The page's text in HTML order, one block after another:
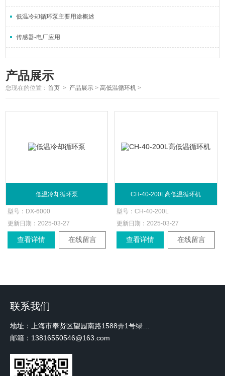
低温冷却循环泵主要用途概述
传感器-电厂应用
产品展示
您现在的位置：首页 > 产品展示 >高低温循环机 >
低温冷却循环泵
型号： DX-6000
更新日期： 2025-03-27
查看详情 在线留言
CH-40-200L高低温循环机
型号：CH-40-200L
更新日期： 2025-03-27
查看详情 在线留言
联系我们
邮箱：13816550546@163.com